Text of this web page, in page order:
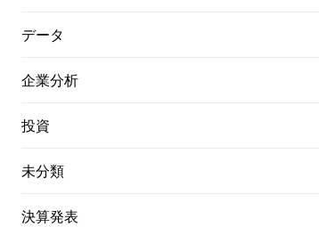
データ
企業分析
投資
未分類
決算発表